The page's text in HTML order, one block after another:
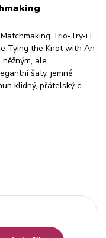
Trio‑Try‑iT
Tying the Knot with An
ale
šaty, jemné
klidný, přátelský c...